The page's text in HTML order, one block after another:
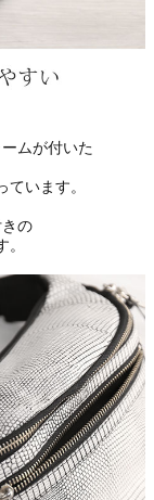
ムが付いた
います。
の